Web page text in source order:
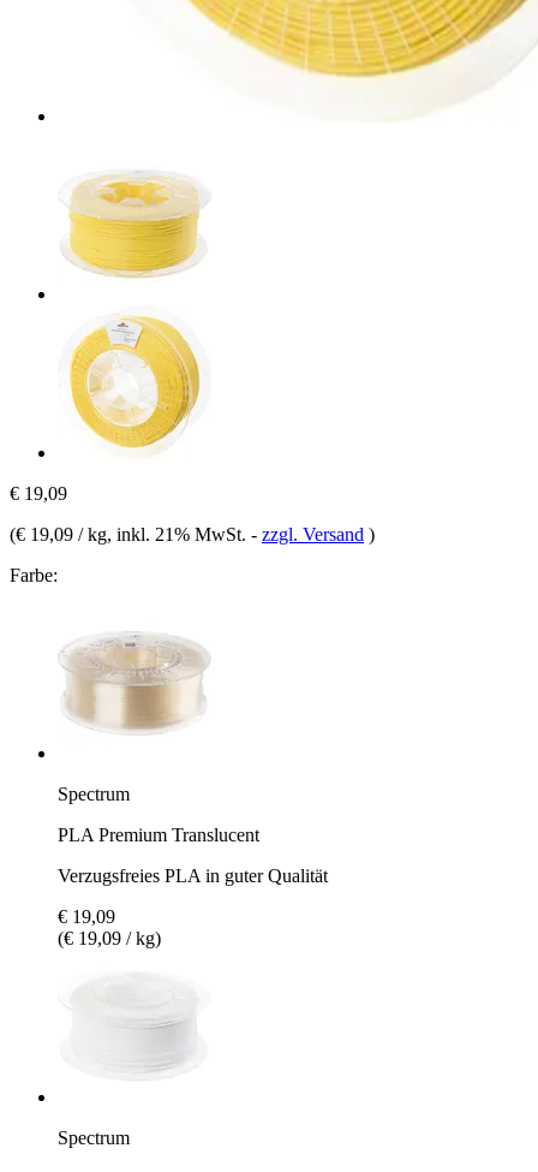
€ 19,09
(€ 19,09 / kg, inkl. 21% MwSt. - zzgl. Versand )
Farbe:
Spectrum
PLA Premium Translucent
Verzugsfreies PLA in guter Qualität
€ 19,09
(€ 19,09 / kg)
Spectrum